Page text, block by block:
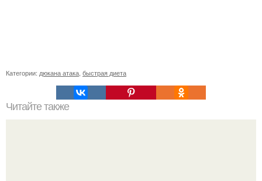
Категории: дюкана атака быстрая диета
Читайте также